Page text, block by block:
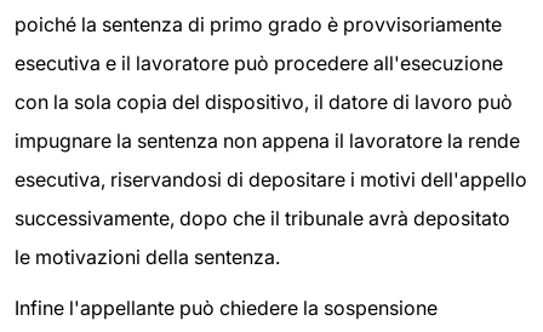
poiché la sentenza di primo grado è provvisoriamente
esecutiva e il lavoratore può procedere all'esecuzione
con la sola copia del dispositivo, il datore di lavoro può
impugnare la sentenza non appena il lavoratore la rende
esecutiva, riservandosi di depositare i motivi dell'appello
successivamente, dopo che il tribunale avrà depositato
le motivazioni della sentenza.
Infine l'appellante può chiedere la sospensione